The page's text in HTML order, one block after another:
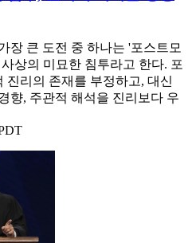
장 큰 도전 중 하나는 '포스트모
사상의 미묘한 침투라고 한다. 포
진리의 존재를 부정하고, 대신
향, 주관적 해석을 진리보다 우